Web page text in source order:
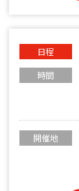
日程
時間
開催地